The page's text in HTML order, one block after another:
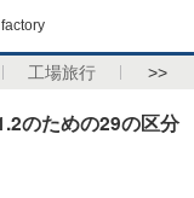
工場旅行 >>
のための29の区分